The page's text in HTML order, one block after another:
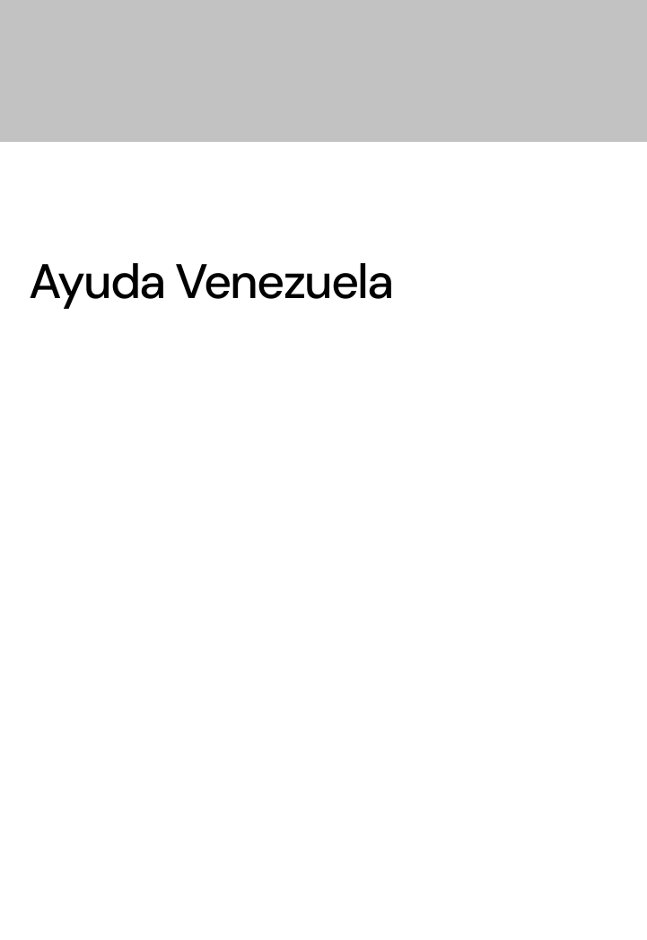
Ayuda Venezuela